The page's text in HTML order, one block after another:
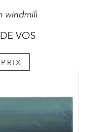
windmill
VOS